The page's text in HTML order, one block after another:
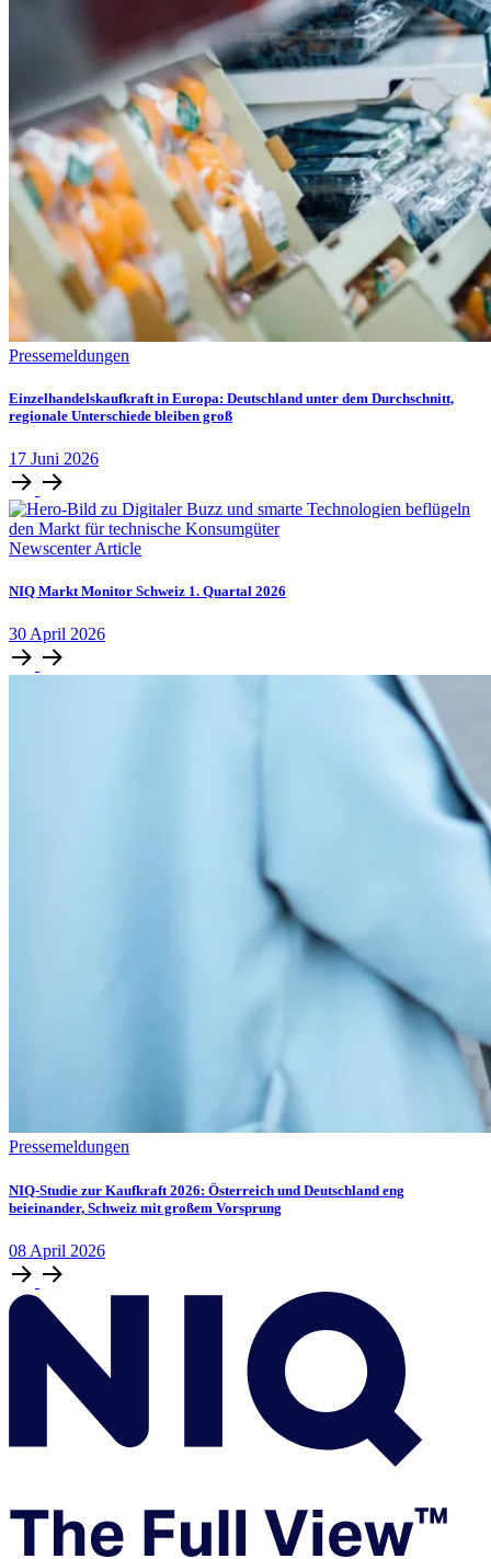
Pressemeldungen
Einzelhandelskaufkraft in Europa: Deutschland unter dem Durchschnitt,
regionale Unterschiede bleiben groß
17 Juni 2026
Newscenter Article
NIQ Markt Monitor Schweiz 1. Quartal 2026
30 April 2026
Pressemeldungen
NIQ-Studie zur Kaufkraft 2026: Österreich und Deutschland eng
beieinander, Schweiz mit großem Vorsprung
08 April 2026